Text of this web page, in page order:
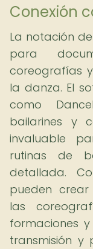
Conexión
La notación
para
coreografías
la danza. El
como
bailarines y
invaluable
rutinas de
detallada.
pueden crear
las
formaciones
transmisión y